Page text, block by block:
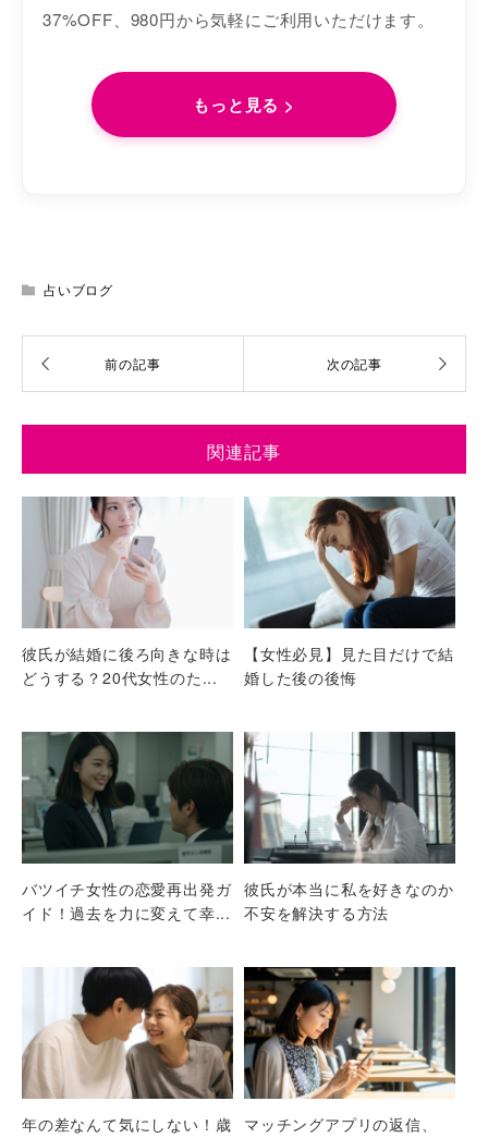
37%OFF、980円から気軽にご利用いただけます。
もっと見る >
占いブログ
関連記事
彼氏が結婚に後ろ向きな時は
どうする？20代女性のた...
【女性必見】見た目だけで結
婚した後の後悔
バツイチ女性の恋愛再出発ガ
イド！過去を力に変えて幸...
彼氏が本当に私を好きなのか
不安を解決する方法
年の差なんて気にしない！歳
マッチングアプリの返信、